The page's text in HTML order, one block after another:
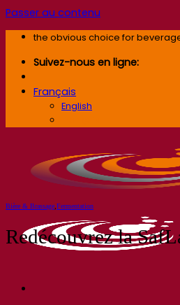
Passer au contenu
the obvious choice for
Suivez-nous en ligne:
Français
English
Bière & Brassage Fermentation
Redécouvrez la